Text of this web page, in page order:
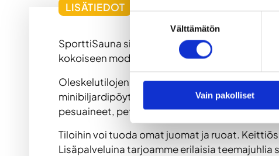
Suostumuksen
Välttämätön
Vain pakolliset
LISÄTIEDOT
SporttiSauna sijaitsee keskeisellä paikalla
kokoiseen moderniin saunaan mahtuu kerralla
Oleskelutilojen varustukseen sisältyy
minibiljardipöytä, pöytäjalkapallopeli,
pesuaineet, pefletit, saunatuoksuja sekä
Tiloihin voi tuoda omat juomat ja ruoat.
Lisäpalveluina tarjoamme erilaisia teemajuhlia